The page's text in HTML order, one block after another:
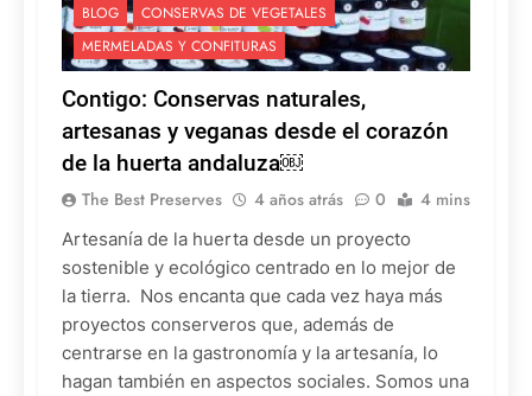
BLOG
CONSERVAS DE VEGETALES
MERMELADAS Y CONFITURAS
Contigo: Conservas naturales,
artesanas y veganas desde el corazón
de la huerta andaluza￼
The Best Preserves 4 años atrás 0 4 mins
Artesanía de la huerta desde un proyecto
sostenible y ecológico centrado en lo mejor de
la tierra. Nos encanta que cada vez haya más
proyectos conserveros que, además de
centrarse en la gastronomía y la artesanía, lo
hagan también en aspectos sociales. Somos una